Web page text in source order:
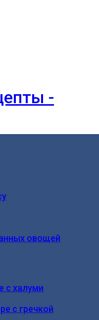
-
овощей
с халуми
с гречкой